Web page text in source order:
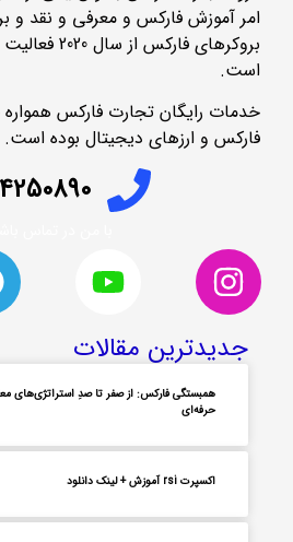
امر آموزش فارکس و معرفی و نقد
بروکرهای
است.
خدمات رایگان تجارت فارکس همواره
فارکس و ارزهای دیجیتال بوده است.
جدیدترین مقالات
همبستگی فارکس: از صفر تا صدِ استراتژی‌های
حرفه‌ای
اکسپرت rsi آموزش + لینک دانلود